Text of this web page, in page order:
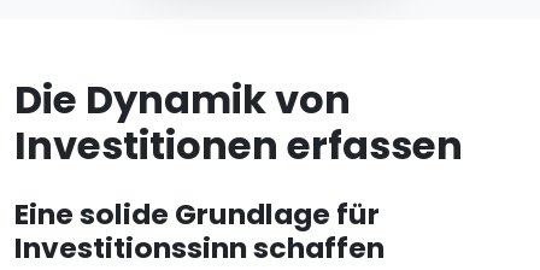
Die Dynamik von
Investitionen erfassen
Eine solide Grundlage für
Investitionssinn schaffen